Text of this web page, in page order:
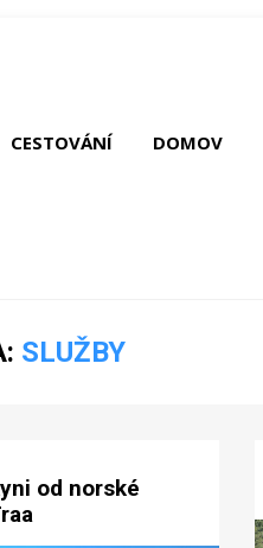
CESTOVÁNÍ DOMOV
SLUŽBY
od norské